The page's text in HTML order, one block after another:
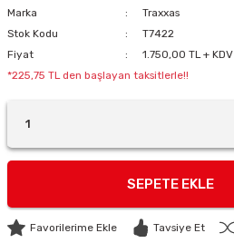
Marka
Traxxas
Stok Kodu
T7422
Fiyat
1.750,00 TL + KDV
*225,75 TL den başlayan taksitlerle!!
SEPETE EKLE
Tavsiye Et